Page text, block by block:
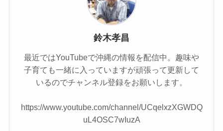
鈴木孝昌
最近ではYouTubeで沖縄の情報を配信中。趣味や
子育ても一緒に入っていますが頑張って更新して
いるのでチャンネル登録をお願いします。
https://www.youtube.com/channel/UCqelxzXGWDQ
uL4OSC7wIuzA